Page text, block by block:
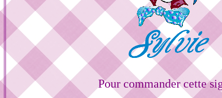
Pour commander cette